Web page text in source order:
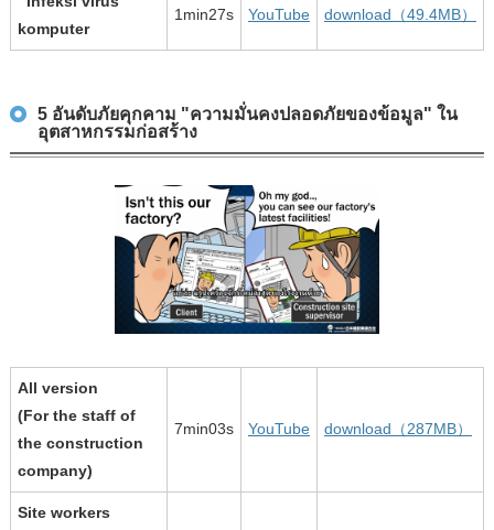
komputer
1min27s YouTube download（49.4MB）
5 อันดับภัยคุกคาม "ความมั่นคงปลอดภัยของข้อมูล" ใน
อุตสาหกรรมก่อสร้าง
All version
(For the staff of
the construction
company)
7min03s YouTube download（287MB）
Site workers